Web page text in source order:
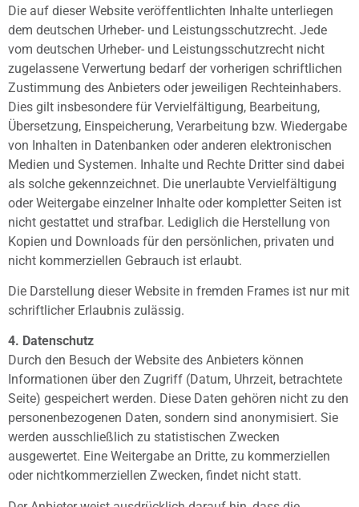
Die auf dieser Website veröffentlichten Inhalte unterliegen
dem deutschen Urheber- und Leistungsschutzrecht. Jede
vom deutschen Urheber- und Leistungsschutzrecht nicht
zugelassene Verwertung bedarf der vorherigen schriftlichen
Zustimmung des Anbieters oder jeweiligen Rechteinhabers.
Dies gilt insbesondere für Vervielfältigung, Bearbeitung,
Übersetzung, Einspeicherung, Verarbeitung bzw. Wiedergabe
von Inhalten in Datenbanken oder anderen elektronischen
Medien und Systemen. Inhalte und Rechte Dritter sind dabei
als solche gekennzeichnet. Die unerlaubte Vervielfältigung
oder Weitergabe einzelner Inhalte oder kompletter Seiten ist
nicht gestattet und strafbar. Lediglich die Herstellung von
Kopien und Downloads für den persönlichen, privaten und
nicht kommerziellen Gebrauch ist erlaubt.
Die Darstellung dieser Website in fremden Frames ist nur mit
schriftlicher Erlaubnis zulässig.
4. Datenschutz
Durch den Besuch der Website des Anbieters können
Informationen über den Zugriff (Datum, Uhrzeit, betrachtete
Seite) gespeichert werden. Diese Daten gehören nicht zu den
personenbezogenen Daten, sondern sind anonymisiert. Sie
werden ausschließlich zu statistischen Zwecken
ausgewertet. Eine Weitergabe an Dritte, zu kommerziellen
oder nichtkommerziellen Zwecken, findet nicht statt.